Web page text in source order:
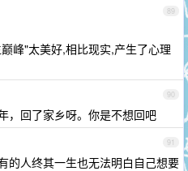
89
峰"太美好,相比现实,产生了心理
90
，回了家乡呀。你是不想回吧
91
的人终其一生也无法明白自己想要